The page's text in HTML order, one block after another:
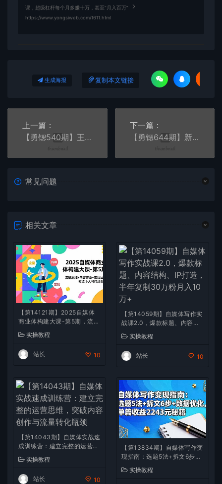
课，超级杠杆每个月多赚十万，甚至“月入百万”
https://www.yongsiweb.com/1611.html
生成海报 复制本文链接
上一篇：
【勇锶540期】王通：识人的智慧（命理面相八字快速入门），成为年入百万的朋友
下一篇：
【勇锶644期】新媒体百科全书，手把手教会你玩转新媒体，快速搞定获客和变现（完结）
常见问题
相关文章
【第14121期】2025自媒体
商业体构建大课-第5期，流量
思维+内容体系+变现闭环，
打造个人可持续生意
实操教程
站长 10
【第14059期】自媒体写作实
战课2.0，爆款标题、内容结
构、IP打造，半年复制30万
粉月入10万+
实操教程
站长 10
【第14043期】自媒体实战速
成训练营：建立完整的运营思
维，突破内容创作与流量转化
瓶颈
实操教程
站长 10
【第13834期】自媒体写作变
现指南：选题5法+拆文6步
+数据优化，单篇收益2243元
秘籍
实操教程